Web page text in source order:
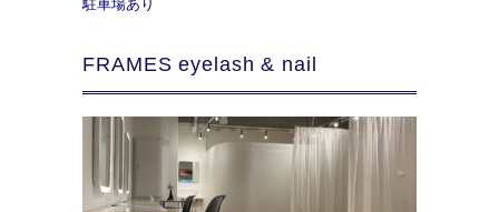
駐車場あり
FRAMES eyelash & nail